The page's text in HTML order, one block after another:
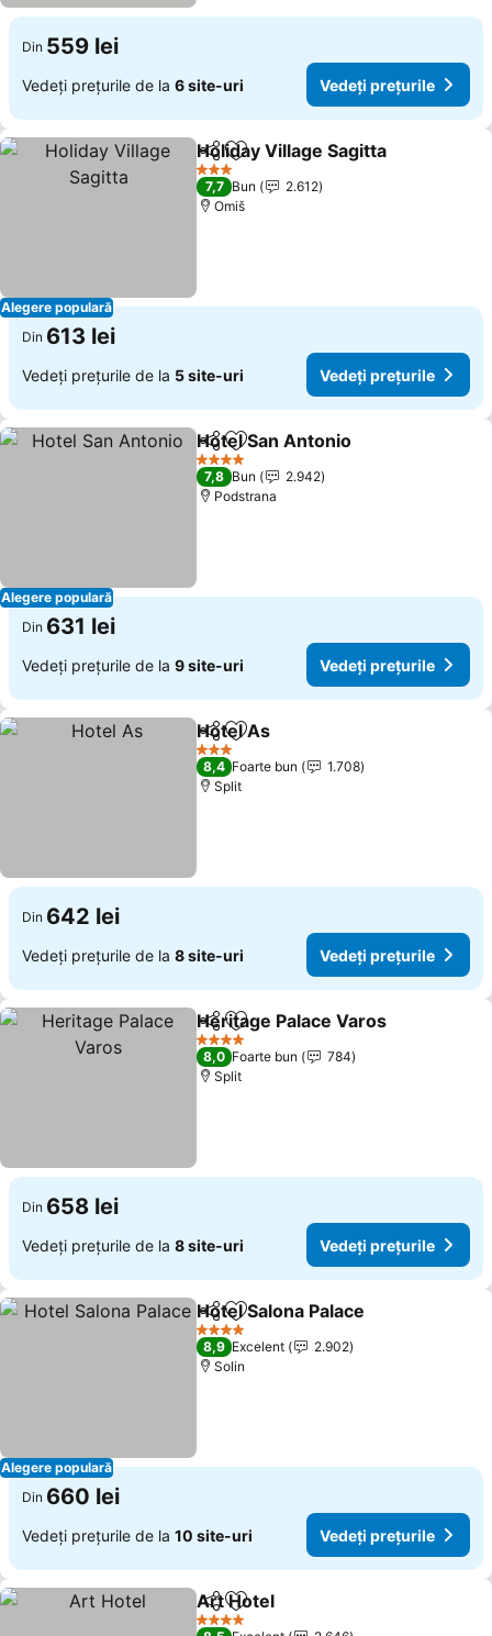
Din 559 lei
Vedeți prețurile de la 6 site-uri Vedeți prețurile
Alegere populară
DistribuițiAdăugaţi la favorite
Holiday Village Sagitta
3 Stele
7,7 Bun
2.612
Omiš
Din 613 lei
Vedeți prețurile de la 5 site-uri Vedeți prețurile
Alegere populară
DistribuițiAdăugaţi la favorite
Hotel San Antonio
4 Stele
7,8 Bun
2.942
Podstrana
Din 631 lei
Vedeți prețurile de la 9 site-uri Vedeți prețurile
DistribuițiAdăugaţi la favorite
Hotel As
3 Stele
8,4 Foarte bun
1.708
Split
Din 642 lei
Vedeți prețurile de la 8 site-uri Vedeți prețurile
DistribuițiAdăugaţi la favorite
Heritage Palace Varos
4 Stele
8,0 Foarte bun
784
Split
Din 658 lei
Vedeți prețurile de la 8 site-uri Vedeți prețurile
Alegere populară
DistribuițiAdăugaţi la favorite
Hotel Salona Palace
4 Stele
8,9 Excelent
2.902
Solin
Din 660 lei
Vedeți prețurile de la 10 site-uri Vedeți prețurile
DistribuițiAdăugaţi la favorite
Art Hotel
4 Stele